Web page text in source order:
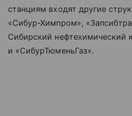
станциям входят другие
«Сибур-Химпром»,
Сибирский нефтехимический
и «СибурТюменьГаз».